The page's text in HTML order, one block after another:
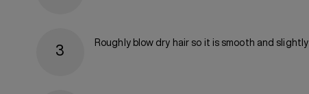
Roughly blow dry hair so it is smooth and